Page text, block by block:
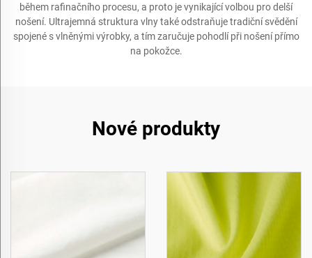
během rafinačního procesu, a proto je vynikající volbou pro delší
nošení. Ultrajemná struktura vlny také odstraňuje tradiční svědění
spojené s vlněnými výrobky, a tím zaručuje pohodlí při nošení přímo
na pokožce.
Nové produkty